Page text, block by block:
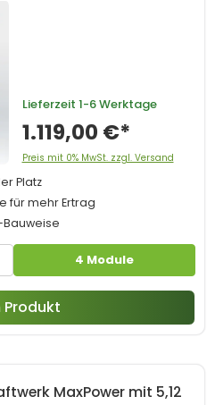
4 Module
Lieferzeit 1-6 Werktage
1.119,00 €*
Preis mit 0% MwSt. zzgl. Versand
Platz
für mehr Ertrag
Produkt
MaxPower mit 5,12